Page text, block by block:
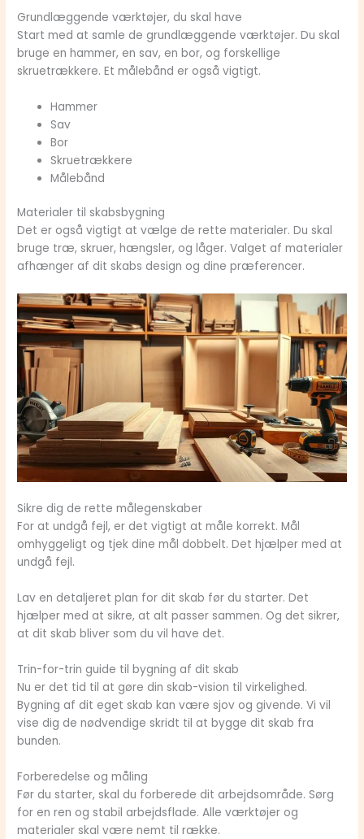
Grundlæggende værktøjer, du skal have
Start med at samle de grundlæggende værktøjer. Du skal
bruge en hammer, en sav, en bor, og forskellige
skruetrækkere. Et målebånd er også vigtigt.
Hammer
Sav
Bor
Skruetrækkere
Målebånd
Materialer til skabsbygning
Det er også vigtigt at vælge de rette materialer. Du skal
bruge træ, skruer, hængsler, og låger. Valget af materialer
afhænger af dit skabs design og dine præferencer.
Sikre dig de rette målegenskaber
For at undgå fejl, er det vigtigt at måle korrekt. Mål
omhyggeligt og tjek dine mål dobbelt. Det hjælper med at
undgå fejl.
Lav en detaljeret plan for dit skab før du starter. Det
hjælper med at sikre, at alt passer sammen. Og det sikrer,
at dit skab bliver som du vil have det.
Trin-for-trin guide til bygning af dit skab
Nu er det tid til at gøre din skab-vision til virkelighed.
Bygning af dit eget skab kan være sjov og givende. Vi vil
vise dig de nødvendige skridt til at bygge dit skab fra
bunden.
Forberedelse og måling
Før du starter, skal du forberede dit arbejdsområde. Sørg
for en ren og stabil arbejdsflade. Alle værktøjer og
materialer skal være nemt til række.